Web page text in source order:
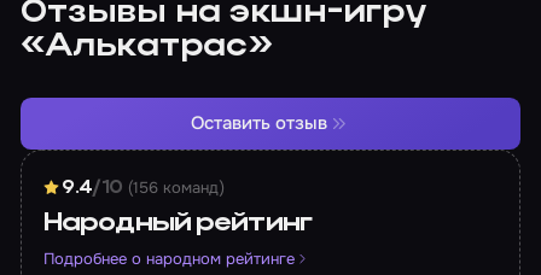
Отзывы на экшн-игру
«Алькатрас»
9.4/10 (156 команд)
Народный рейтинг
Подробнее о народном рейтинге
Оставить отзыв